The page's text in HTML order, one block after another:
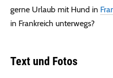
gerne Urlaub mit Hund in
in Frankreich unterwegs?
Text und Fotos